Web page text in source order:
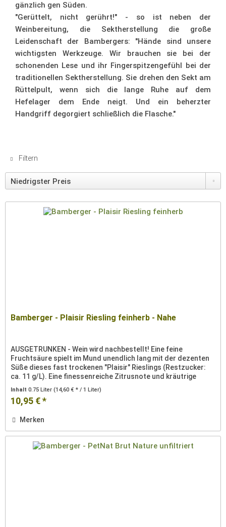
gänzlich gen Süden.
"Gerüttelt, nicht gerührt!" - so ist neben der
Weinbereitung, die Sektherstellung die große
Leidenschaft der Bambergers: "Hände sind unsere
wichtigsten Werkzeuge. Wir brauchen sie bei der
schonenden Lese und ihr Fingerspitzengefühl bei der
traditionellen Sektherstellung. Sie drehen den Sekt am
Rüttelpult, wenn sich die lange Ruhe auf dem
Hefelager dem Ende neigt. Und ein beherzter
Handgriff degorgiert schließlich die Flasche."
Filtern
Bamberger - Plaisir Riesling feinherb - Nahe
AUSGETRUNKEN - Wein wird nachbestellt! Eine feine
Fruchtsäure spielt im Mund unendlich lang mit der dezenten
Süße dieses fast trockenen "Plaisir" Rieslings (Restzucker:
ca. 11 g/L). Eine finessenreiche Zitrusnote und kräutrige
Inhalt0.75 Liter(14,60 € * / 1 Liter)
10,95 € *
Merken